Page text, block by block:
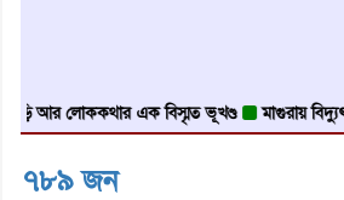
আর লোককথার এক বিস্মৃত ভূখণ্ড মাগুরায়
৭৮৯ জন